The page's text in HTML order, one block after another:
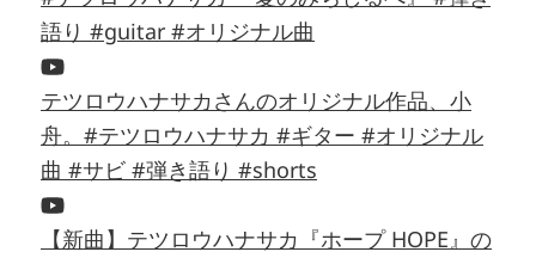
語り #guitar #オリジナル曲
テツロウハナサカさんのオリジナル作品、小
舟。#テツロウハナサカ #ギター #オリジナル
曲 #サビ #弾き語り #shorts
【新曲】テツロウハナサカ『ホープ HOPE』の